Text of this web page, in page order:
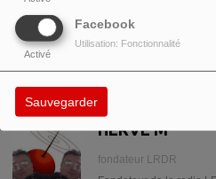
Facebook
Activé
Utilisation: Fonctionnalité
Sauvegarder
ANIMATEUR(S) DE
HERVÉ M
fondateur LRDR